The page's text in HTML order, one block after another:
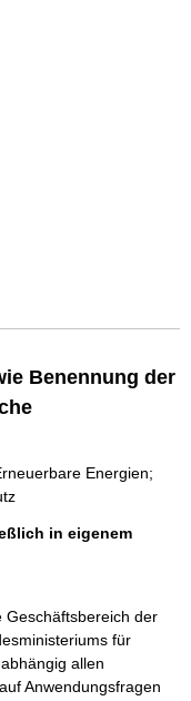
Benennung der
Energien;
in eigenem
Geschäftsbereich der
für
allen
Anwendungsfragen